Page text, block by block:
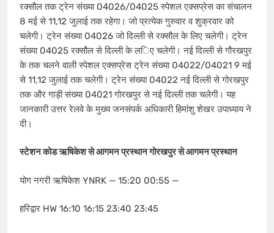
रक्सौल तक ट्रेन संख्या 04026/04025 स्पेशल एक्सप्रेस का संचालन
8 मई से 11,12 जुलाई तक रहेगा। जो प्रत्येक गुरुवार व शुक्रवार को
चलेगी। ट्रेन संख्या 04026 जो दिल्ली से रक्सौल के लिए चलेगी। ट्रेन
संख्या 04025 रक्सौल से दिल्ली के ल​िए चलेगी। नई दिल्ली से गौरखपुर
के तक चलने वाली स्पेशल एक्सप्रेस ट्रेन संख्या 04022/04021 9 मई
से 11,12 जुलाई तक चलेगी। ट्रेन संख्या 04022 नई दिल्ली से गोरखपुर
तक और गाड़ी संख्या 04021 गोरखपुर से नई दिल्ली तक चलेगी। यह
जानकारी उत्तर रेलवे के मुख्य जनसंपर्क अधिकारी हिमांशु शेखर उपाध्याय ने
दी।
स्टेशन कोड ऋषिकेश से आगमन प्रस्थान गोरखपुर से आगमन प्रस्थान
योग नगरी ऋषिकेश YNRK — 15:20 00:55 —
हरिद्वार HW 16:10 16:15 23:40 23:45